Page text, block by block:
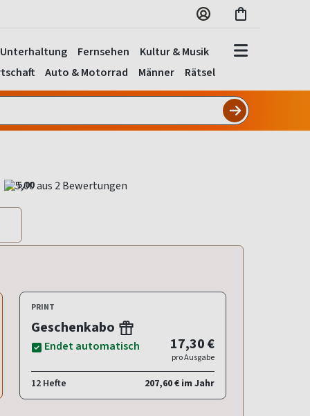
Unterhaltung Fernsehen
Kultur & Musik
Auto & Motorrad Männer Rätsel
5,00
PRINT
Geschenkabo
Endet automatisch 17,30 €
pro Ausgabe
12 Hefte 207,60 € im Jahr